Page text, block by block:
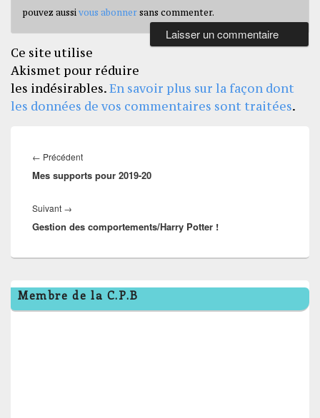
pouvez aussi vous abonner sans commenter.
Ce site utilise
Akismet pour réduire
les indésirables.En savoir plus sur la façon dont
les données de vos commentaires sont traitées.
de
← PrécédentArticle
précédent :
Mes supports pour 2019-20
Suivant →
suivant :
Gestion des comportements/Harry Potter !
Zone
principale
de
Membre de la C.P.B